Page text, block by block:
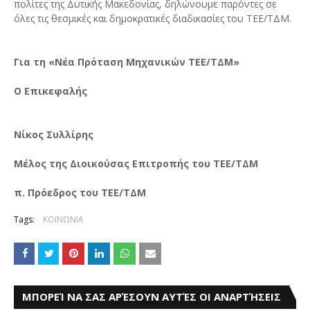
πολίτες της Δυτικής Μακεδονίας, δηλώνουμε παρόντες σε
όλες τις θεσμικές και δημοκρατικές διαδικασίες του ΤΕΕ/ΤΔΜ.
Για τη «Νέα Πρόταση Μηχανικών ΤΕΕ/ΤΔΜ»
Ο Επικεφαλής
Νίκος Συλλίρης
Μέλος της Διοικούσας Επιτροπής του ΤΕΕ/ΤΔΜ
π. Πρόεδρος του ΤΕΕ/ΤΔΜ
Tags: ΚΟΙΝΩΝΙΑ
ΜΠΟΡΕΊ ΝΑ ΣΑΣ ΑΡΈΣΟΥΝ ΑΥΤΈΣ ΟΙ ΑΝΑΡΤΉΣΕΙΣ